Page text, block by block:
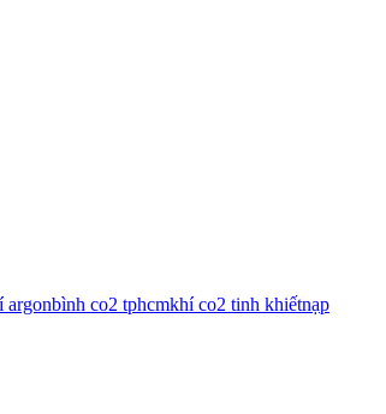
argonbình co2 tphcmkhí co2 tinh khiếtnạp